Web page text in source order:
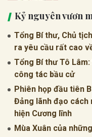
Kỷ nguyên vươn
Tổng Bí thư, Chủ
ra yêu cầu rất cao
Tổng Bí thư Tô
công tác bầu cử
Phiên họp đầu tiên
Đảng lãnh đạo cách
hiện Cương lĩnh
Mùa Xuân của